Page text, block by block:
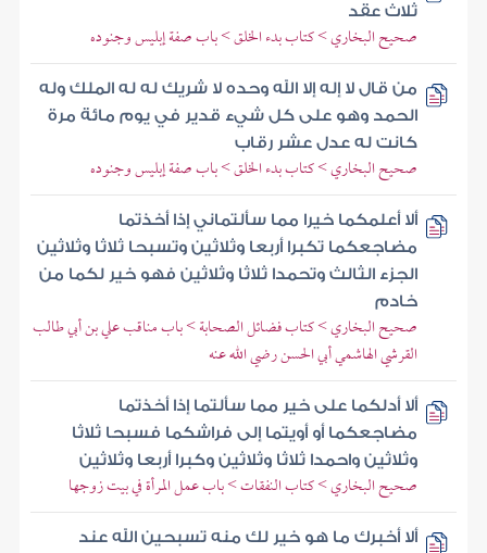
ثلاث عقد
صحيح البخاري > كتاب بدء الخلق > باب صفة إبليس وجنوده
من قال لا إله إلا الله وحده لا شريك له له الملك وله
الحمد وهو على كل شيء قدير في يوم مائة مرة
كانت له عدل عشر رقاب
صحيح البخاري > كتاب بدء الخلق > باب صفة إبليس وجنوده
ألا أعلمكما خيرا مما سألتماني إذا أخذتما
مضاجعكما تكبرا أربعا وثلاثين وتسبحا ثلاثا وثلاثين
الجزء الثالث وتحمدا ثلاثا وثلاثين فهو خير لكما من
خادم
صحيح البخاري > كتاب فضائل الصحابة > باب مناقب علي بن أبي طالب
القرشي الهاشمي أبي الحسن رضي الله عنه
ألا أدلكما على خير مما سألتما إذا أخذتما
مضاجعكما أو أويتما إلى فراشكما فسبحا ثلاثا
وثلاثين واحمدا ثلاثا وثلاثين وكبرا أربعا وثلاثين
صحيح البخاري > كتاب النفقات > باب عمل المرأة في بيت زوجها
ألا أخبرك ما هو خير لك منه تسبحين الله عند